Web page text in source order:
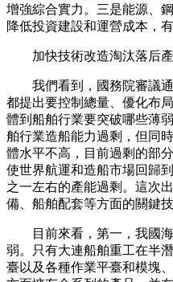
增強綜合實力。三是能源、
降低投資建設和運營成本，
加快技術改造淘汰落后
我們看到，國務院審議通
都提出要控制總量、優化布
體到船舶行業要突破哪些薄
舶行業造船能力過剩，但同
體水平不高，目前過剩的部
使世界航運和造船市場回歸
之一左右的產能過剩。這次
備、船舶配套等方面的關鍵
目前來看，第一，我國海
弱。只有大連船舶重工在半
臺以及各種作業平臺和模塊